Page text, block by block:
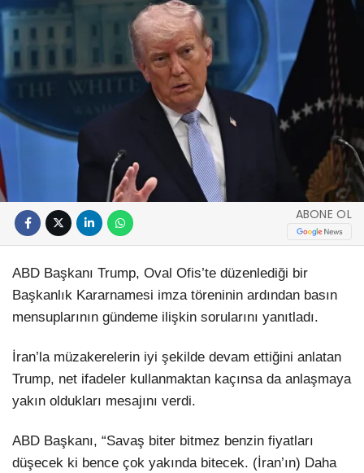
ABONE OL
ABD Başkanı Trump, Oval Ofis’te düzenlediği bir
Başkanlık Kararnamesi imza töreninin ardından basın
mensuplarının gündeme ilişkin sorularını yanıtladı.
İran’la müzakerelerin iyi şekilde devam ettiğini anlatan
Trump, net ifadeler kullanmaktan kaçınsa da anlaşmaya
yakın oldukları mesajını verdi.
ABD Başkanı, “Savaş biter bitmez benzin fiyatları
düşecek ki bence çok yakında bitecek. (İran’ın) Daha